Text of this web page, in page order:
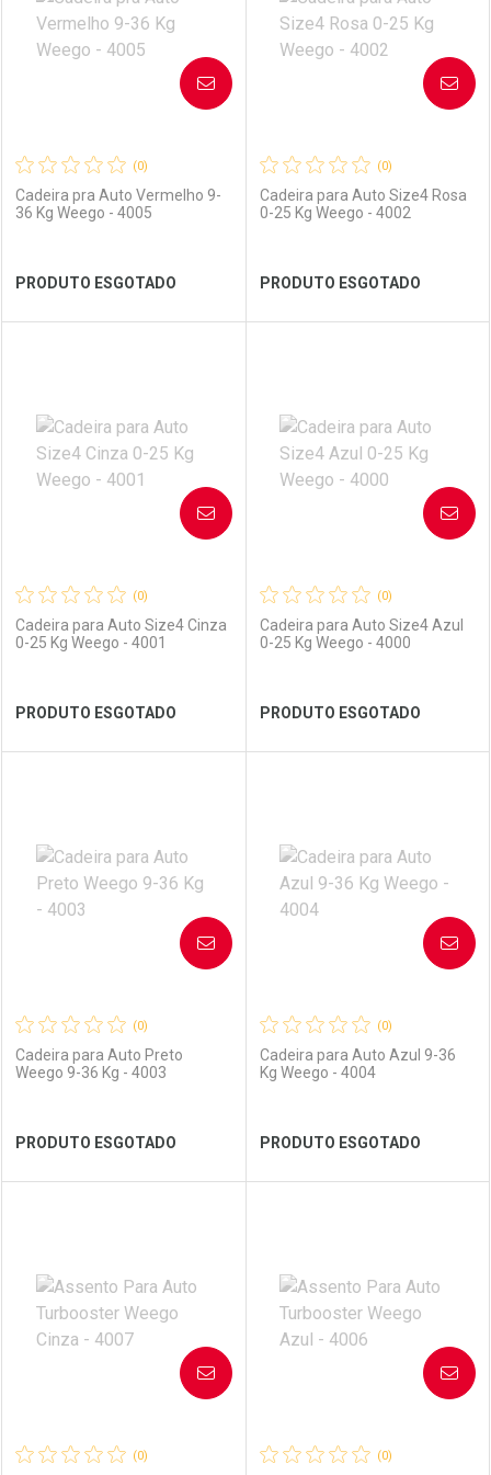
Ver Desconto Convênio Ver Desconto Convênio
(0)
Cadeira pra Auto Vermelho 9-
36 Kg Weego - 4005
PRODUTO ESGOTADO
AVISE-ME
Laboratório
Ver Desconto Convênio
Por Menos
(0)
Cadeira para Auto Size4 Rosa
0-25 Kg Weego - 4002
PRODUTO ESGOTADO
AVISE-ME
Laboratório
Ver Desconto Convênio
Por Menos
(0)
Cadeira para Auto Size4 Cinza
0-25 Kg Weego - 4001
PRODUTO ESGOTADO
AVISE-ME
Laboratório
Ver Desconto Convênio
Por Menos
(0)
Cadeira para Auto Size4 Azul
0-25 Kg Weego - 4000
PRODUTO ESGOTADO
AVISE-ME
Laboratório
Ver Desconto Convênio
Por Menos
(0)
Cadeira para Auto Preto
Weego 9-36 Kg - 4003
PRODUTO ESGOTADO
AVISE-ME
Laboratório
Por Menos
(0)
Cadeira para Auto Azul 9-36
Kg Weego - 4004
PRODUTO ESGOTADO
AVISE-ME
Laboratório
Por Menos
(0)
AVISE-ME
(0)
AVISE-ME